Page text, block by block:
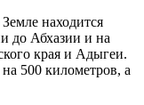
находится
до Абхазии и на
края и Адыгеи.
500 километров, а